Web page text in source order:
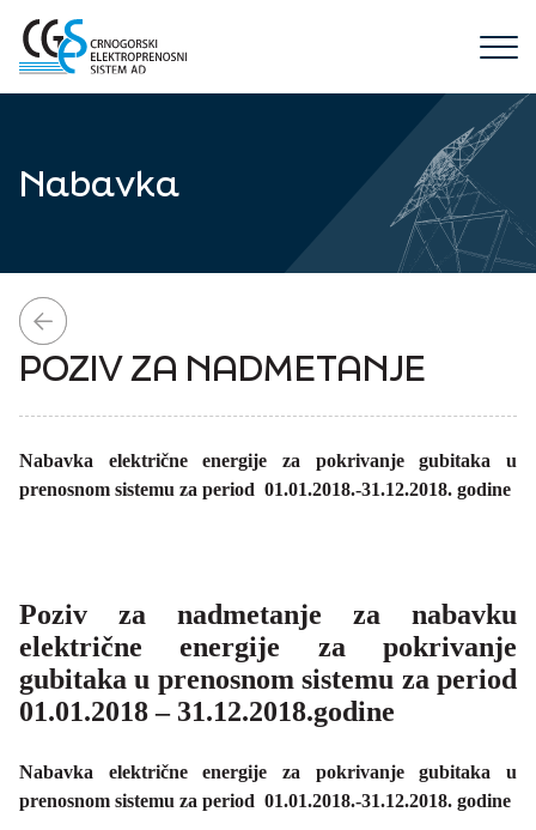
Menu
Djelatnost
Nacionalni dispečerski centar
Elektroprenos
ENTSO-E
Med-TSO
Objekti CGES-a
Priključenje na prenosnu mrežu
CGES i životna sredina
WEB konzum
ENTSO E transparentnost
EIC kodovi / Registracija učesnika
Pravila za alokaciju kapaciteta
Završeni projekti
Korporativna struktura
Skupština akcionara
Vlasnička struktura
Foto
Video
Međunarodni propisi
Zakoni
Podzakonski akti
Regulatorni okvir
Nabavka
POZIV ZA NADMETANJE
Nabavka električne energije za pokrivanje gubitaka u
prenosnom sistemu za period 01.01.2018.-31.12.2018. godine
Poziv za nadmetanje za nabavku
električne energije za pokrivanje
gubitaka u prenosnom sistemu za period
01.01.2018 – 31.12.2018.godine
Nabavka električne energije za pokrivanje gubitaka u
prenosnom sistemu za period 01.01.2018.-31.12.2018. godine